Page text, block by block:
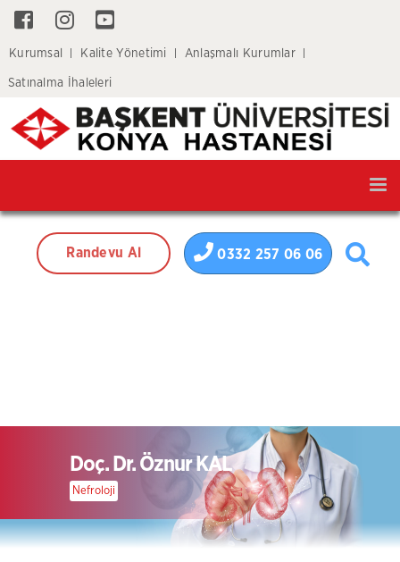
Kurumsal Kalite Yönetimi Anlaşmalı Kurumlar
Satınalma İhaleleri
Randevu Al 0332 257 06 06
Doç. Dr. Öznur KAL
Nefroloji